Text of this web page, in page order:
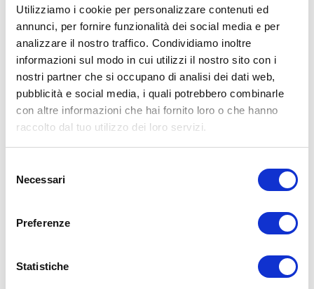
Utilizziamo i cookie per personalizzare contenuti ed
annunci, per fornire funzionalità dei social media e per
analizzare il nostro traffico. Condividiamo inoltre
informazioni sul modo in cui utilizzi il nostro sito con i
nostri partner che si occupano di analisi dei dati web,
pubblicità e social media, i quali potrebbero combinarle
con altre informazioni che hai fornito loro o che hanno
raccolto dal tuo utilizzo dei loro servizi.
delNecessari
Preferenze
Statistiche
prodotti in offerta.
CONTATTACI